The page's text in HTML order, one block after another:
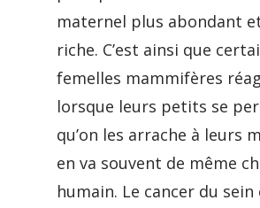
maternel plus abondant
riche. C’est ainsi que
femelles mammifères
lorsque leurs petits se
qu’on les arrache à leurs
en va souvent de même
humain. Le cancer du sein